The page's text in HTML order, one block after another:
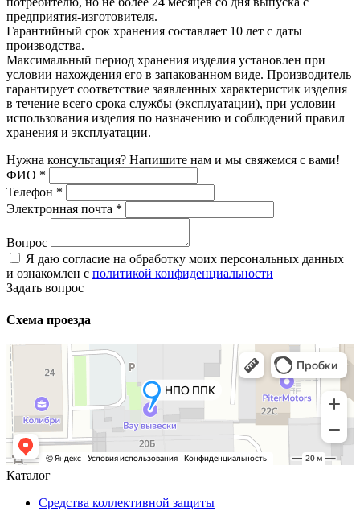
предприятия-изготовителя.
Гарантийный срок хранения составляет 10 лет с даты
производства.
Максимальный период хранения изделия установлен при
условии нахождения его в запакованном виде. Производитель
гарантирует соответствие заявленных характеристик изделия
в течение всего срока службы (эксплуатации), при условии
использования изделия по назначению и соблюдений правил
хранения и эксплуатации.
Нужна консультация? Напишите нам и мы свяжемся с вами!
ФИО *
Телефон *
Электронная почта *
Вопрос
Я даю согласие на обработку моих персональных данных
и ознакомлен с политикой конфиденциальности
Задать вопрос
Схема проезда
Каталог
Средства коллективной защиты